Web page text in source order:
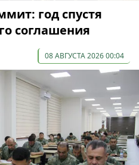
год спустя
соглашения
08 АВГУСТА 2026 00:04